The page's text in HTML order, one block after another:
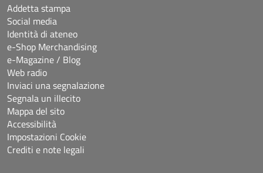
Addetta stampa
Social media
Identità di ateneo
e-Shop Merchandising
e-Magazine / Blog
Web radio
Inviaci una segnalazione
Segnala un illecito
Mappa del sito
Accessibilità
Impostazioni Cookie
Crediti e note legali